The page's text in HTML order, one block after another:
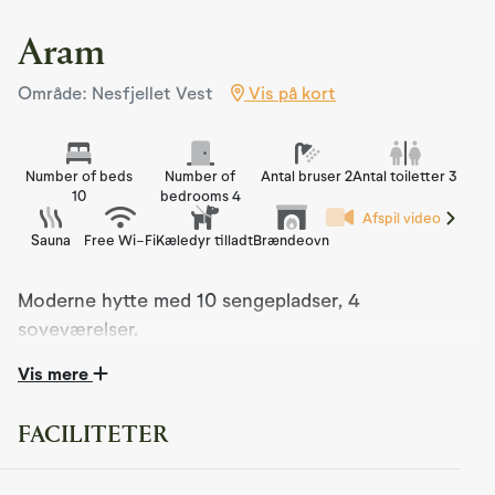
Aram
Område: Nesfjellet Vest Vis på kort
Number of beds
10
Number of
bedrooms 4
Antal bruser 2Antal toiletter 3
Sauna Free Wi-FiKæledyr tilladtBrændeovn
Afspil video
Moderne hytte med 10 sengepladser, 4
soveværelser.
Velkommen til Aram i Nesfjellet Vest – en stemningsfuld
Denne nybyggede kabine kombinerer traditionel
Vis mere
FACILITETER